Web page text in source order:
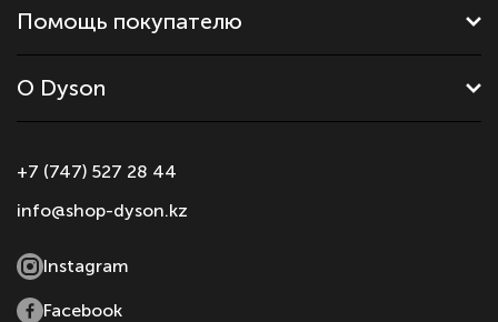
Помощь покупателю
О Dyson
+7 (747) 527 28 44
info@shop-dyson.kz
Instagram
Facebook